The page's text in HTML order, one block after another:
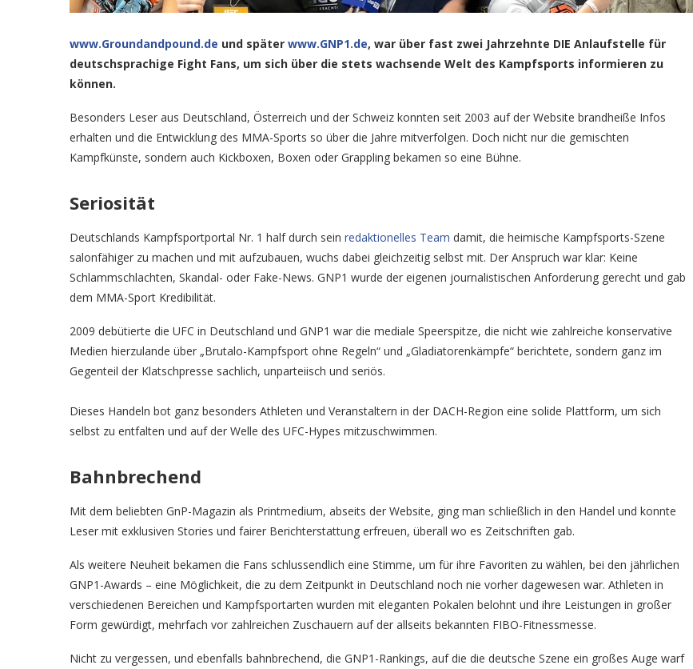
www.Groundandpound.de und später www.GNP1.de, war über fast zwei Jahrzehnte DIE Anlaufstelle für
deutschsprachige Fight Fans, um sich über die stets wachsende Welt des Kampfsports informieren zu
können.
Besonders Leser aus Deutschland, Österreich und der Schweiz konnten seit 2003 auf der Website brandheiße Infos
erhalten und die Entwicklung des MMA-Sports so über die Jahre mitverfolgen. Doch nicht nur die gemischten
Kampfkünste, sondern auch Kickboxen, Boxen oder Grappling bekamen so eine Bühne.
Seriosität
Deutschlands Kampfsportportal Nr. 1 half durch sein redaktionelles Team damit, die heimische Kampfsports-Szene
salonfähiger zu machen und mit aufzubauen, wuchs dabei gleichzeitig selbst mit. Der Anspruch war klar: Keine
Schlammschlachten, Skandal- oder Fake-News. GNP1 wurde der eigenen journalistischen Anforderung gerecht und gab
dem MMA-Sport Kredibilität.
2009 debütierte die UFC in Deutschland und GNP1 war die mediale Speerspitze, die nicht wie zahlreiche konservative
Medien hierzulande über „Brutalo-Kampfsport ohne Regeln“ und „Gladiatorenkämpfe“ berichtete, sondern ganz im
Gegenteil der Klatschpresse sachlich, unparteiisch und seriös.
Dieses Handeln bot ganz besonders Athleten und Veranstaltern in der DACH-Region eine solide Plattform, um sich
selbst zu entfalten und auf der Welle des UFC-Hypes mitzuschwimmen.
Bahnbrechend
Mit dem beliebten GnP-Magazin als Printmedium, abseits der Website, ging man schließlich in den Handel und konnte
Leser mit exklusiven Stories und fairer Berichterstattung erfreuen, überall wo es Zeitschriften gab.
Als weitere Neuheit bekamen die Fans schlussendlich eine Stimme, um für ihre Favoriten zu wählen, bei den jährlichen
GNP1-Awards – eine Möglichkeit, die zu dem Zeitpunkt in Deutschland noch nie vorher dagewesen war. Athleten in
verschiedenen Bereichen und Kampfsportarten wurden mit eleganten Pokalen belohnt und ihre Leistungen in großer
Form gewürdigt, mehrfach vor zahlreichen Zuschauern auf der allseits bekannten FIBO-Fitnessmesse.
Nicht zu vergessen, und ebenfalls bahnbrechend, die GNP1-Rankings, auf die die deutsche Szene ein großes Auge warf